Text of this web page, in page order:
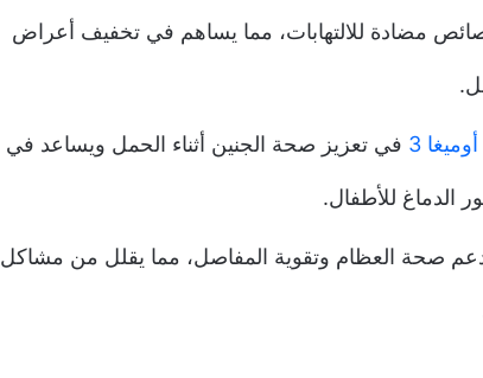
أوميغا 3 خصائص مضادة للالتهابات، مما يساهم في تخفيف أعراض
أوميغا 3 في تعزيز صحة الجنين أثناء الحمل ويساعد في
الدماغ للأطفال.
صحة العظام وتقوية المفاصل، مما يقلل من مشاكل